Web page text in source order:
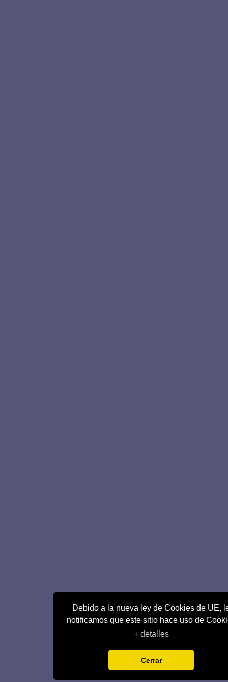
Debido a la nueva ley de Cookies de UE,
notificamos que este sitio hace uso de
+ detalles
Cerrar